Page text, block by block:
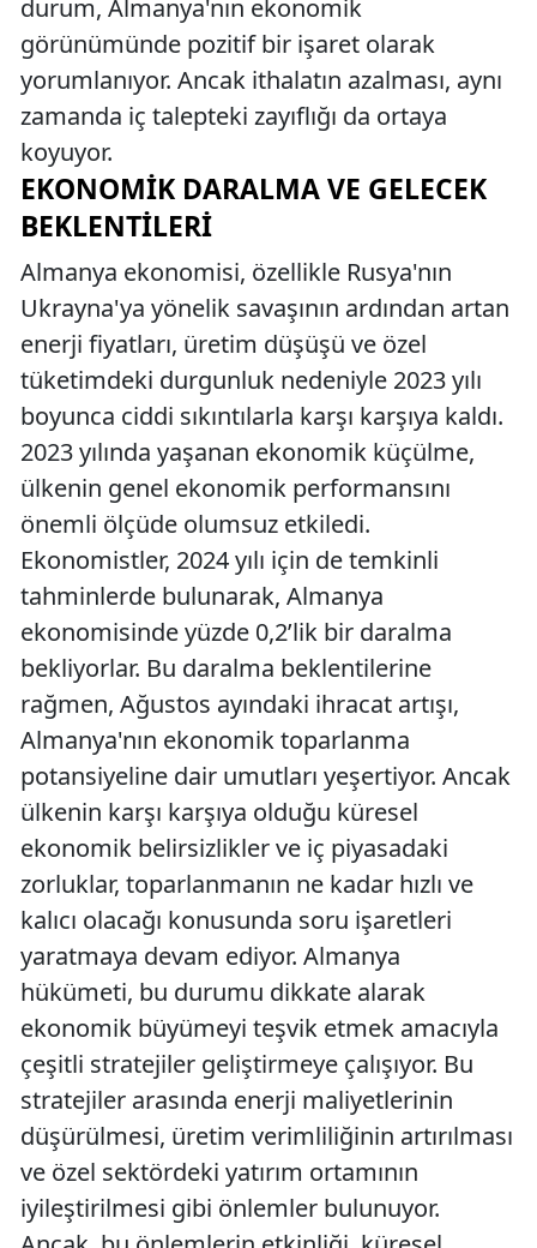
durum, Almanya'nın ekonomik
görünümünde pozitif bir işaret olarak
yorumlanıyor. Ancak ithalatın azalması, aynı
zamanda iç talepteki zayıflığı da ortaya
koyuyor.
EKONOMIK DARALMA VE GELECEK
BEKLENTILERI
Almanya ekonomisi, özellikle Rusya'nın
Ukrayna'ya yönelik savaşının ardından artan
enerji fiyatları, üretim düşüşü ve özel
tüketimdeki durgunluk nedeniyle 2023 yılı
boyunca ciddi sıkıntılarla karşı karşıya kaldı.
2023 yılında yaşanan ekonomik küçülme,
ülkenin genel ekonomik performansını
önemli ölçüde olumsuz etkiledi.
Ekonomistler, 2024 yılı için de temkinli
tahminlerde bulunarak, Almanya
ekonomisinde yüzde 0,2’lik bir daralma
bekliyorlar. Bu daralma beklentilerine
rağmen, Ağustos ayındaki ihracat artışı,
Almanya'nın ekonomik toparlanma
potansiyeline dair umutları yeşertiyor. Ancak
ülkenin karşı karşıya olduğu küresel
ekonomik belirsizlikler ve iç piyasadaki
zorluklar, toparlanmanın ne kadar hızlı ve
kalıcı olacağı konusunda soru işaretleri
yaratmaya devam ediyor. Almanya
hükümeti, bu durumu dikkate alarak
ekonomik büyümeyi teşvik etmek amacıyla
çeşitli stratejiler geliştirmeye çalışıyor. Bu
stratejiler arasında enerji maliyetlerinin
düşürülmesi, üretim verimliliğinin artırılması
ve özel sektördeki yatırım ortamının
iyileştirilmesi gibi önlemler bulunuyor.